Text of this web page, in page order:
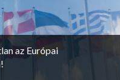
az Európai